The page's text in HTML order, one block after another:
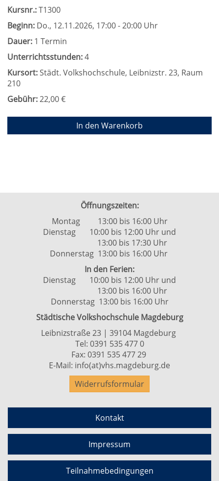
Kursnr.:T1300
Beginn: Do., 12.11.2026, 17:00 - 20:00 Uhr
Dauer: 1 Termin
Unterrichtsstunden:4
Kursort:Städt. Volkshochschule, Leibnizstr. 23, Raum
210
Gebühr:22,00 €
In den Warenkorb
Öffnungszeiten:
Montag 13:00 bis 16:00 Uhr
Dienstag 10:00 bis 12:00 Uhr und
13:00 bis 17:30 Uhr
Donnerstag 13:00 bis 16:00 Uhr
In den Ferien:
Dienstag 10:00 bis 12:00 Uhr und
13:00 bis 16:00 Uhr
Donnerstag 13:00 bis 16:00 Uhr
Städtische Volkshochschule Magdeburg
Leibnizstraße 23 | 39104 Magdeburg
Tel: 0391 535 477 0
Fax: 0391 535 477 29
E-Mail: info(at)vhs.magdeburg.de
Widerrufsformular
Kontakt
Impressum
Teilnahmebedingungen